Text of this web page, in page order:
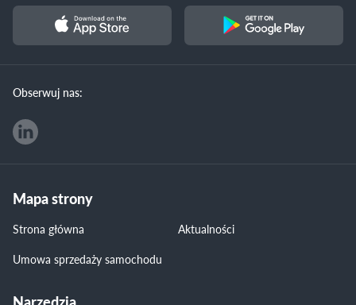
Obserwuj nas:
Mapa strony
Strona główna
Aktualności
Umowa sprzedaży samochodu